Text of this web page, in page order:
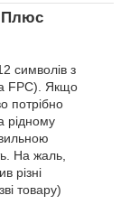
Плюс
символів з
FPC). Якщо
потрібно
рідному
На жаль,
різні
товару)